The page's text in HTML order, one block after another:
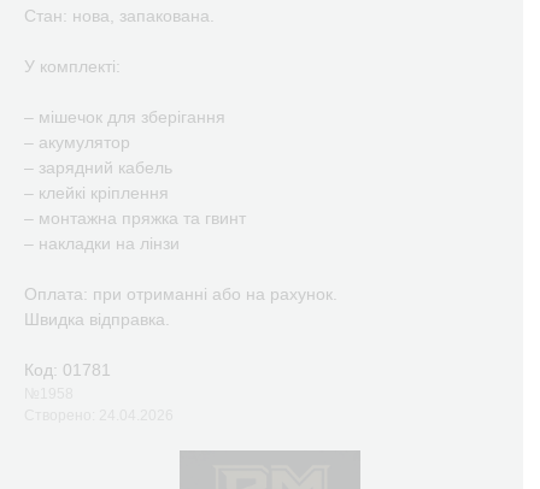
Стан: нова, запакована.
У комплекті:
– мішечок для зберігання
– акумулятор
– зарядний кабель
– клейкі кріплення
– монтажна пряжка та гвинт
– накладки на лінзи
Оплата: при отриманні або на рахунок.
Швидка відправка.
Код: 01781